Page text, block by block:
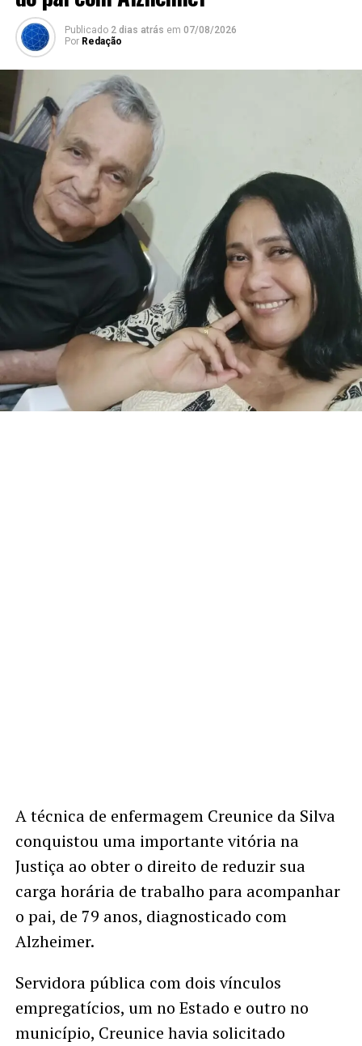
Publicado 2 dias atrás em 07/08/2026
Por Redação
A técnica de enfermagem Creunice da Silva
conquistou uma importante vitória na
Justiça ao obter o direito de reduzir sua
carga horária de trabalho para acompanhar
o pai, de 79 anos, diagnosticado com
Alzheimer.
Servidora pública com dois vínculos
empregatícios, um no Estado e outro no
município, Creunice havia solicitado